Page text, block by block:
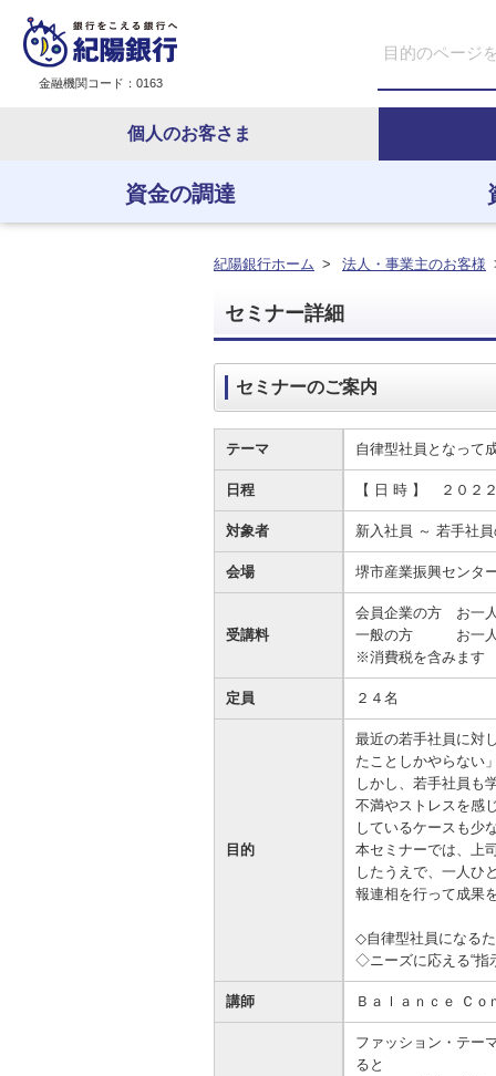
金融機関コード：0163
個人のお客さま
資金の調達
資金の調達
資金の調達
お客さまのさまざまな資金ニーズに応
じたご提案をさせていただきます。
資金の運用
資金の運用
資金の運用に必要な商品、定期預金、
投資信託などをご紹介します。
経営・事業支援
経営・事業支援
法人・事業主のお客さまへ情報のご提
供や課題解決のご支援をいたします。
ＥＢサービス
ＥＢサービス
その他各種サービスをご紹介します。
紀陽銀行ホーム > 法人・事業主のお客様
セミナー詳細
セミナーのご案内
テーマ 自律型社員となって
日程 【 日 時 】 ２０２
対象者 新入社員 ～ 若手社
会場 堺市産業振興セン
受講料
会員企業の方 お一
一般の方 お一人
※消費税を含みます
定員 ２４名
目的
最近の若手社員に対
たことしかやらない
しかし、若手社員も
不満やストレスを感
しているケースも少
本セミナーでは、上
したうえで、一人ひ
報連相を行って成果
◇自律型社員になる
◇ニーズに応える“指
講師 Ｂａｌａｎｃｅ Ｃ
ファッション・テー
ると